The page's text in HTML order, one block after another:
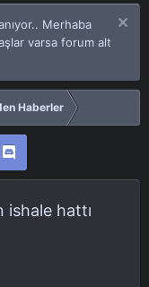
Merhaba
varsa forum alt
Haberler
ishale hattı